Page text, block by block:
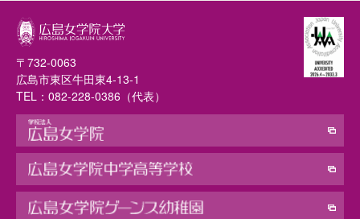
〒732-0063
広島市東区牛田東4-13-1
TEL： 082-228-0386 （代表）